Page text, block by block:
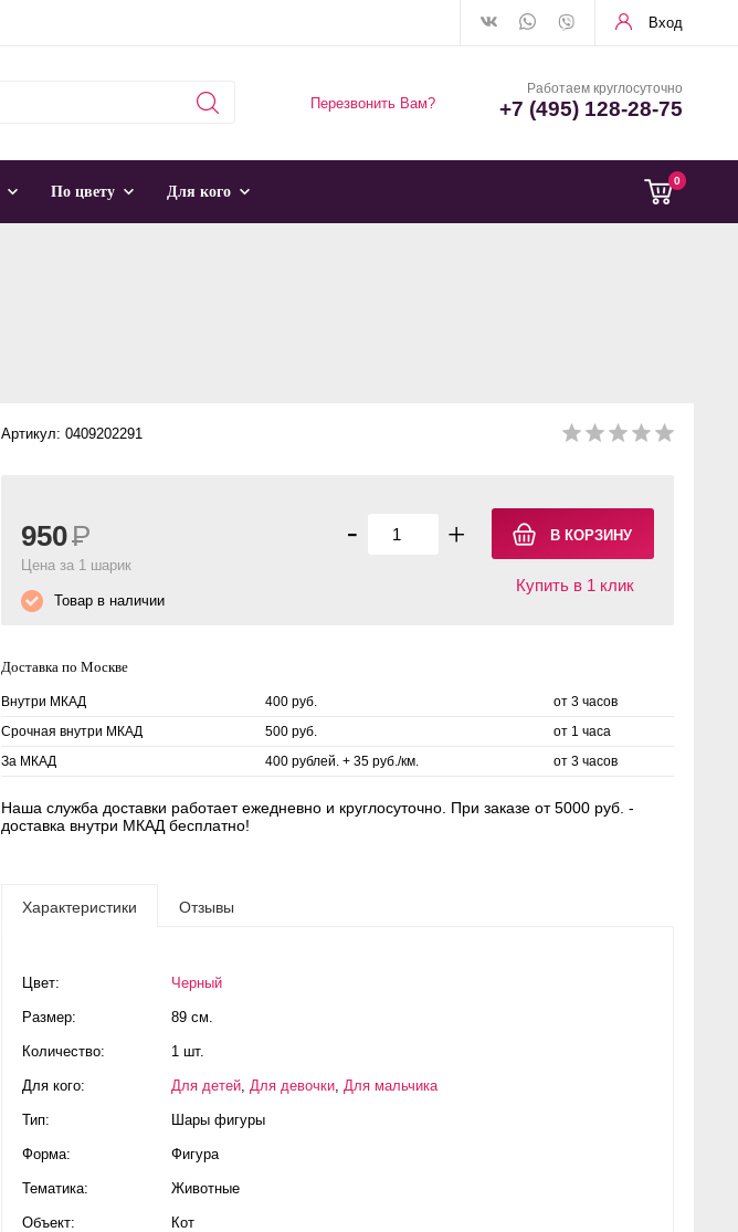
Вход
Перезвонить Вам?
Работаем круглосуточно
+7 (495) 128-28-75
0
По цвету Для кого
Артикул: 0409202291
- +
Купить в 1 клик
950Р
Цена за 1 шарик
Товар в наличии
Доставка по Москве
Внутри МКАД 400 руб.
от 3 часов
Срочная внутри МКАД
500 руб.
от 1 часа
За МКАД
400 рублей. + 35 руб./км. от 3 часов
Наша служба доставки работает ежедневно и круглосуточно. При заказе от 5000 руб. -
доставка внутри МКАД бесплатно!
Характеристики Отзывы
Цвет: Черный
Размер: 89 см.
Количество: 1 шт.
Для кого: Для детей, Для девочки, Для мальчика
Тип: Шары фигуры
Форма: Фигура
Тематика: Животные
Объект: Кот